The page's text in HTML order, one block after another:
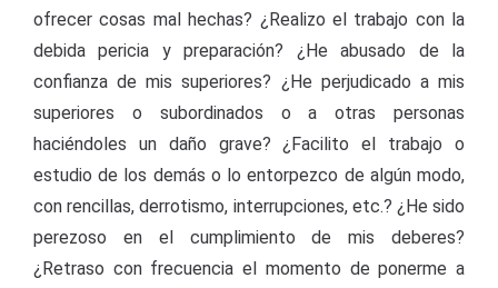
ofrecer cosas mal hechas? ¿Realizo el trabajo con la
debida pericia y preparación? ¿He abusado de la
confianza de mis superiores? ¿He perjudicado a mis
superiores o subordinados o a otras personas
haciéndoles un daño grave? ¿Facilito el trabajo o
estudio de los demás o lo entorpezco de algún modo,
con rencillas, derrotismo, interrupciones, etc.? ¿He sido
perezoso en el cumplimiento de mis deberes?
¿Retraso con frecuencia el momento de ponerme a